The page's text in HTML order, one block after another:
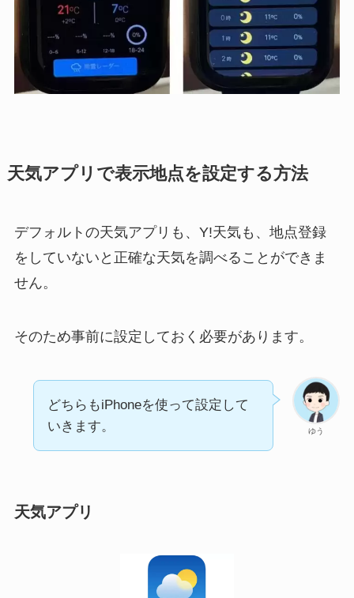
天気アプリで表示地点を設定する方法
デフォルトの天気アプリも、Y!天気も、地点登録
をしていないと正確な天気を調べることができま
せん。
そのため事前に設定しておく必要があります。
ゆう
どちらもiPhoneを使って設定して
いきます。
天気アプリ